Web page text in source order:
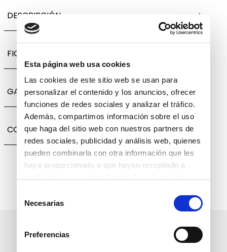
Esta página web usa cookies
Las cookies de este sitio web se usan para
personalizar el contenido y los anuncios, ofrecer
funciones de redes sociales y analizar el tráfico.
Además, compartimos información sobre el uso
que haga del sitio web con nuestros partners de
redes sociales, publicidad y análisis web, quienes
pueden combinarla con otra información que les
haya proporcionado o que hayan recopilado a
deNecesarias
Preferencias
DESCRIPCIÓN
FICHA TÉCNICA
GARANTÍA, CAMBIOS Y DEVOLUCIONES
COMPARTIR
Suscríbete a nuestro boletín